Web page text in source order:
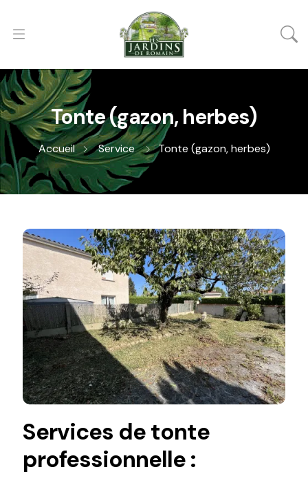
Tonte (gazon, herbes)
Accueil Service Tonte (gazon, herbes)
Services de tonte
professionnelle :